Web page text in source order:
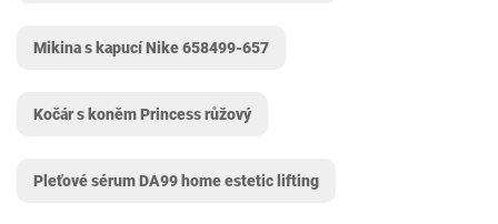
Mikina s kapucí Nike 658499-657
Kočár s koněm Princess růžový
Pleťové sérum DA99 home estetic lifting